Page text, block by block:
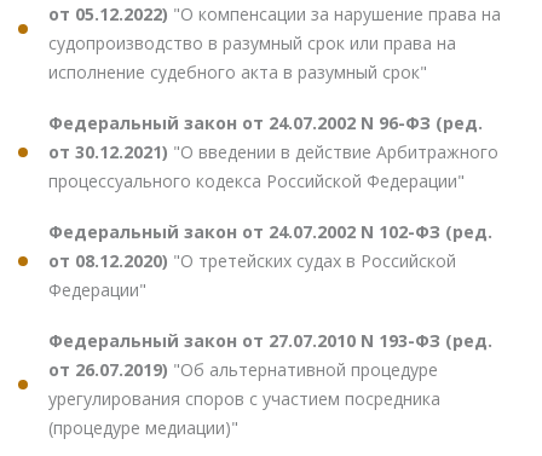
от 05.12.2022) "О компенсации за нарушение права на
судопроизводство в разумный срок или права на
исполнение судебного акта в разумный срок"
Федеральный закон от 24.07.2002 N 96-ФЗ (ред.
от 30.12.2021) "О введении в действие Арбитражного
процессуального кодекса Российской Федерации"
Федеральный закон от 24.07.2002 N 102-ФЗ (ред.
от 08.12.2020) "О третейских судах в Российской
Федерации"
Федеральный закон от 27.07.2010 N 193-ФЗ (ред.
от 26.07.2019) "Об альтернативной процедуре
урегулирования споров с участием посредника
(процедуре медиации)"